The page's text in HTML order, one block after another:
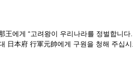
에게 “고려왕이 우리나라를 정벌합니
本府 行軍元帥에게 구원을 청해 주십